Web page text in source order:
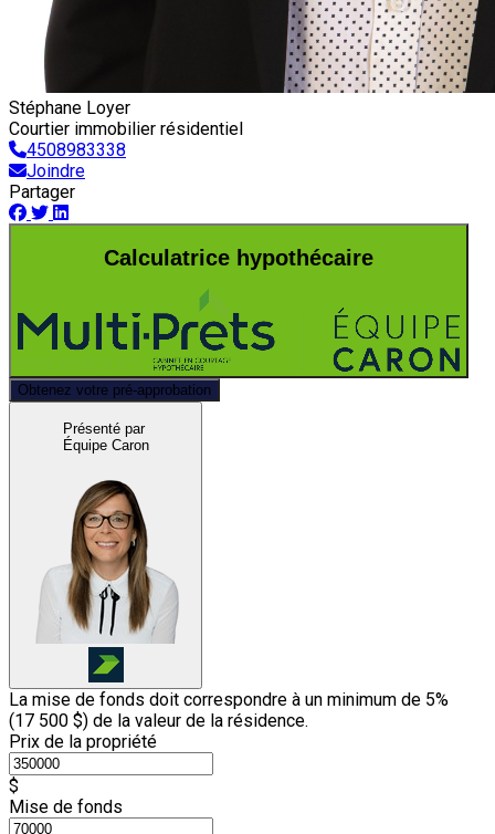
Stéphane Loyer
Courtier immobilier résidentiel
4508983338
Joindre
Partager
Calculatrice hypothécaire
Obtenez votre pré-approbation
Présenté par
Équipe Caron
La mise de fonds doit correspondre à un minimum de 5%
(17 500 $) de la valeur de la résidence.
Prix de la propriété
$
Mise de fonds